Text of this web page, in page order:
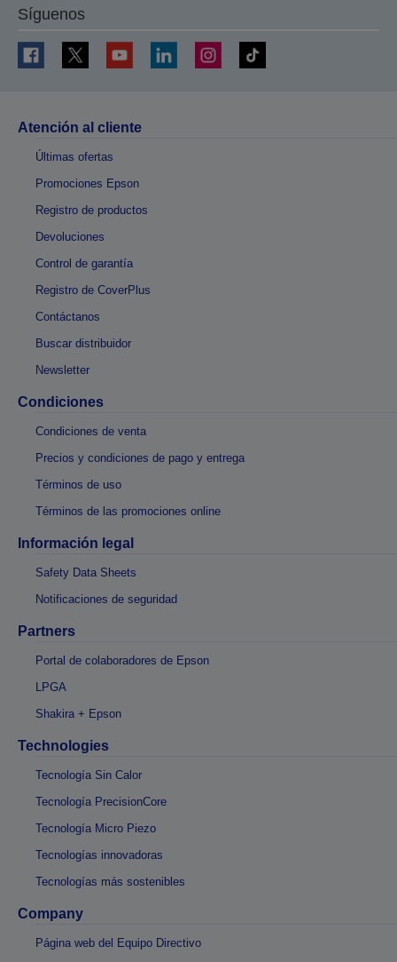
Síguenos
Atención al cliente
Últimas ofertas
Promociones Epson
Registro de productos
Devoluciones
Control de garantía
Registro de CoverPlus
Contáctanos
Buscar distribuidor
Newsletter
Condiciones
Condiciones de venta
Precios y condiciones de pago y entrega
Términos de uso
Términos de las promociones online
Información legal
Safety Data Sheets
Notificaciones de seguridad
Partners
Portal de colaboradores de Epson
LPGA
Shakira + Epson
Technologies
Tecnología Sin Calor
Tecnología PrecisionCore
Tecnología Micro Piezo
Tecnologías innovadoras
Tecnologías más sostenibles
Company
Página web del Equipo Directivo